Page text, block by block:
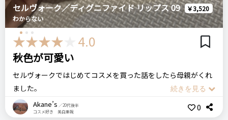
＼ショップで商品を探す／
コメント（0 件）
ログイン
注意点
匂いが結構あります
おすすめする人・おすすめしない人
ウォーターティント好きな方おすすめ
香り物が苦手な方にはおすすめできません
REVLON レブロン
スーパーラストラス リップスティック 117ラブザットレッド
リピート回数・頻度
はじめて
次回のリピート予定
多分リピートする
セルヴォーク／ディグニファイド リップス 09
￥3,520
わからない
4.0
秋色が可愛い
セルヴォークではじめてコスメを買った話をしたら母親がくれ
ました。
テラコッタ色可愛いけど母は使いにくかったみたいです…
唇に塗ると秋色で可愛い！ただマットタイプなので鏡を観ずに
Akane’s ／20代後半
コスメ好き 美白重視
0